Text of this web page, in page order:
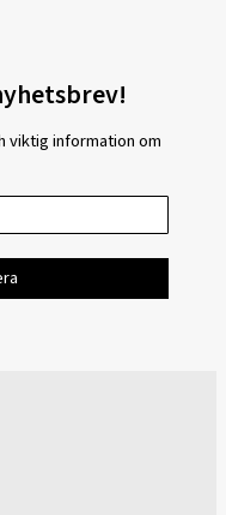
viktig information om